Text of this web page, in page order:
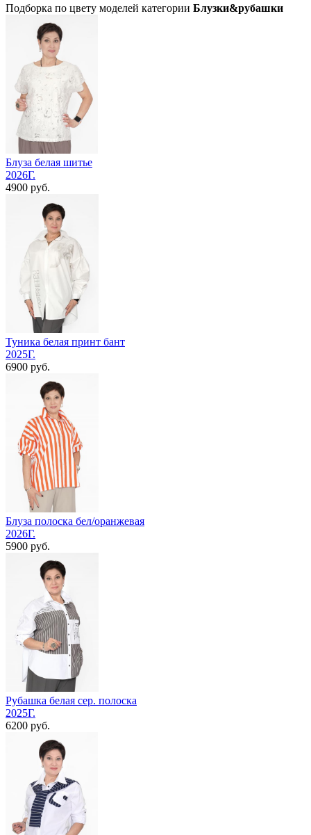
Подборка по цвету моделей категории Блузки&рубашки
Блуза белая шитье
2026Г.
4900 руб.
Туника белая принт бант
2025Г.
6900 руб.
Блуза полоска бел/оранжевая
2026Г.
5900 руб.
Рубашка белая сер. полоска
2025Г.
6200 руб.